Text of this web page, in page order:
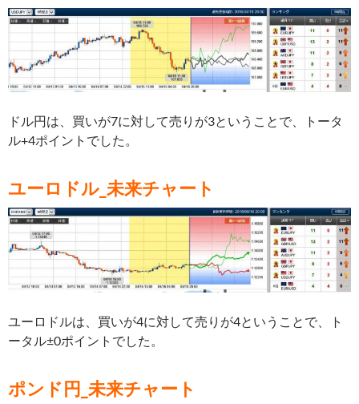
ドル円は、買いが7に対して売りが3ということで、トータ
ル+4ポイントでした。
ユーロドル_未来チャート
ユーロドルは、買いが4に対して売りが4ということで、ト
ータル±0ポイントでした。
ポンド円_未来チャート